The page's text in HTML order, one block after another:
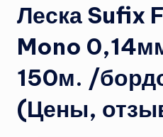
Леска Sufix
Mono
150м. /
(Цены,